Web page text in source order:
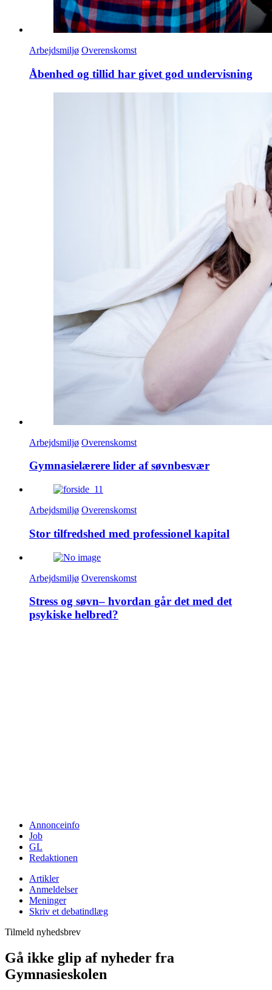
Arbejdsmiljø Overenskomst
Åbenhed og tillid har givet god undervisning
Arbejdsmiljø Overenskomst
Gymnasielærere lider af søvnbesvær
Arbejdsmiljø Overenskomst
Stor tilfredshed med professionel kapital
Arbejdsmiljø Overenskomst
Stress og søvn– hvordan går det med det
psykiske helbred?
Annonceinfo
Job
GL
Redaktionen
Artikler
Anmeldelser
Meninger
Skriv et debatindlæg
Tilmeld nyhedsbrev
Gå ikke glip af nyheder fra
Gymnasieskolen